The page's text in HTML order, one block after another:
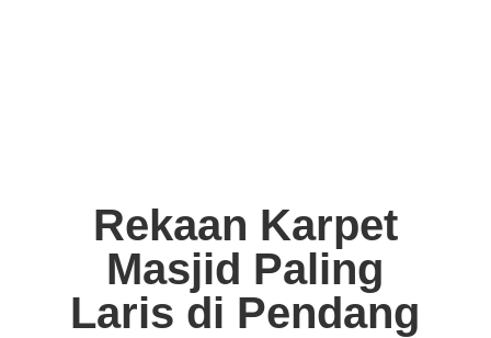
Rekaan Karpet
Masjid Paling
Laris di Pendang